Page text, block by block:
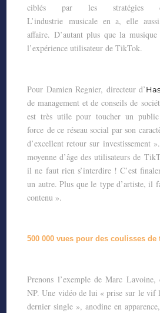
ciblés par les stratégies de
L’industrie musicale en a, elle
affaire. D’autant plus que la
l’expérience utilisateur de TikTok.
Pour Damien Regnier, directeur d’
de management et de conseils de
est très utile pour toucher un
force de ce réseau social par son
d’excellent retour sur investissement
moyenne d’âge des utilisateurs de
il ne faut rien s’interdire ! C’est
un autre. Plus que le type d’artiste, il
contenu ».
500 000 vues pour des coulisses de
Prenons l’exemple de Marc Lavoine,
NP. Une vidéo de lui « prise sur le vif
dernier single », anodine en